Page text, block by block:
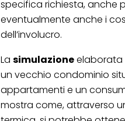
specifica richiesta, anche
eventualmente anche i
dell’involucro.
La simulazioneelaborata
un vecchio condominio
appartamenti e un
mostra come, attraverso